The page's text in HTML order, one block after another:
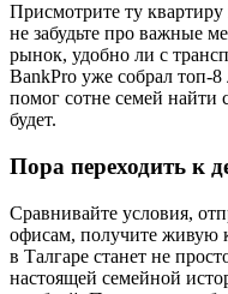
Присмотрите ту
не забудьте про важные
рынок, удобно ли с
BankPro уже собрал топ-
помог сотне семей найти
будет.
Пора переходить к
Сравнивайте условия,
офисам, получите живую
в Талгаре станет не
настоящей семейной